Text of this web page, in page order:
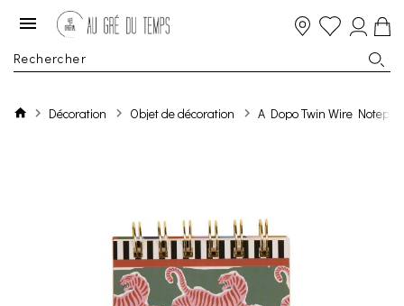
Décoration Objet de décoration A Dopo Twin Wire